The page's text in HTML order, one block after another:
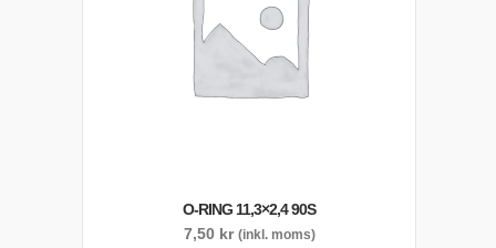
O-RING 11,3×2,4 90S
7,50 kr (inkl. moms)